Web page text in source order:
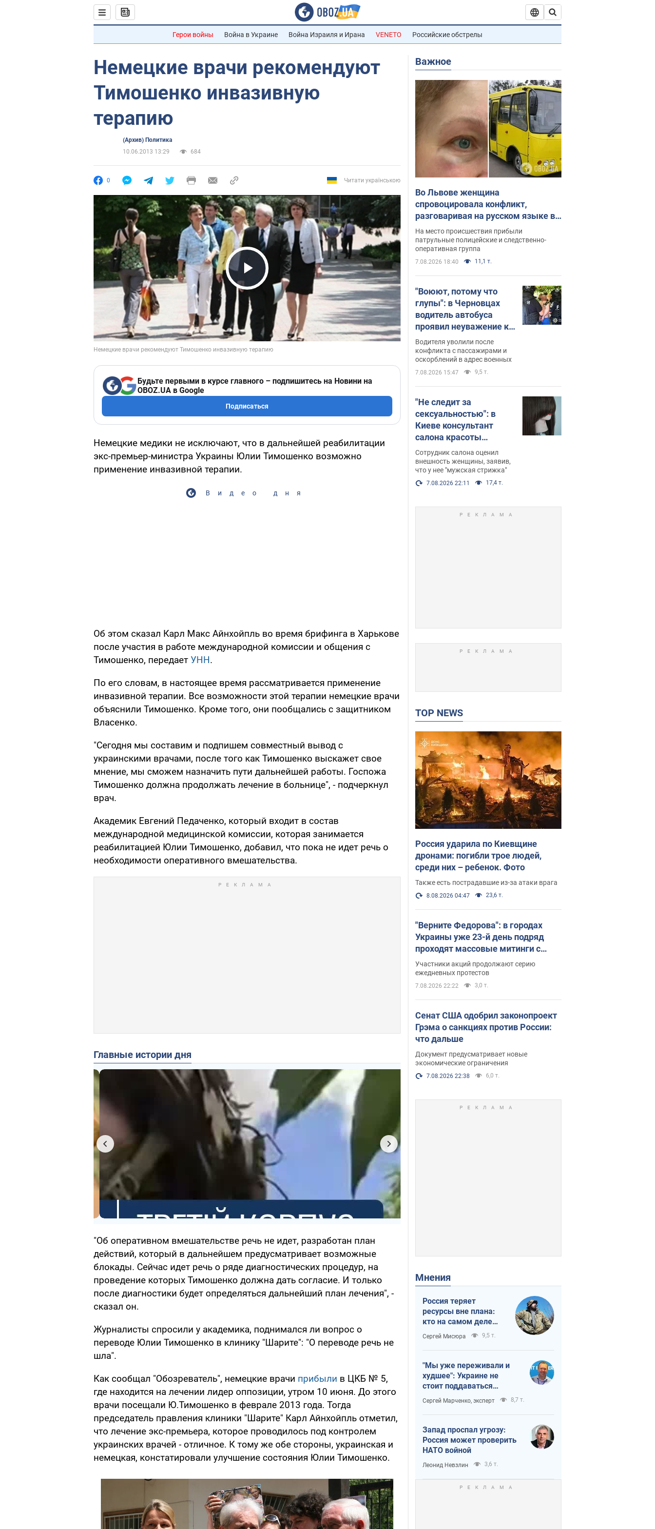
Герои войны Война в Украине Война Израиля и Ирана VENETO Российские обстрелы
Немецкие врачи рекомендуют
Тимошенко инвазивную
терапию
(Архив) Политика
10.06.2013 13:29
684
0 Читати українською
Play Video
Будьте первыми в курсе главного – подпишитесь на Новини на
OBOZ.UA в Google
Подписаться
Немецкие медики не исключают, что в дальнейшей реабилитации
экс-премьер-министра Украины Юлии Тимошенко возможно
применение инвазивной терапии.
Видео дня
Об этом сказал Карл Макс Айнхойпль во время брифинга в Харькове
после участия в работе международной комиссии и общения с
Тимошенко, передает УНН.
По его словам, в настоящее время рассматривается применение
инвазивной терапии. Все возможности этой терапии немецкие врачи
объяснили Тимошенко. Кроме того, они пообщались с защитником
Власенко.
"Сегодня мы составим и подпишем совместный вывод с
украинскими врачами, после того как Тимошенко выскажет свое
мнение, мы сможем назначить пути дальнейшей работы. Госпожа
Тимошенко должна продолжать лечение в больнице", - подчеркнул
врач.
Академик Евгений Педаченко, который входит в состав
международной медицинской комиссии, которая занимается
реабилитацией Юлии Тимошенко, добавил, что пока не идет речь о
необходимости оперативного вмешательства.
Главные истории дня
"Об оперативном вмешательстве речь не идет, разработан план
действий, который в дальнейшем предусматривает возможные
блокады. Сейчас идет речь о ряде диагностических процедур, на
проведение которых Тимошенко должна дать согласие. И только
после диагностики будет определяться дальнейший план лечения", -
сказал он.
Журналисты спросили у академика, поднимался ли вопрос о
переводе Юлии Тимошенко в клинику "Шарите": "О переводе речь не
шла".
Как сообщал "Обозреватель", немецкие врачи прибыли в ЦКБ № 5,
где находится на лечении лидер оппозиции, утром 10 июня. До этого
врачи посещали Ю.Тимошенко в феврале 2013 года. Тогда
председатель правления клиники "Шарите" Карл Айнхойпль отметил,
что лечение экс-премьера, которое проводилось под контролем
украинских врачей - отличное. К тому же обе стороны, украинская и
немецкая, констатировали улучшение состояния Юлии Тимошенко.
Важное
Во Львове женщина
спровоцировала конфликт,
разговаривая на русском языке в
маршрутке: полиция составила
административный протокол.
Видео
На место происшествия прибыли
патрульные полицейские и следственно-
оперативная группа
7.08.2026 18:40 11,1 т.
"Воюют, потому что
глупы": в Черновцах
водитель автобуса
проявил неуважение к
украинским военным и
поплатился за это.
Видео
Водителя уволили после
конфликта с пассажирами и
оскорблений в адрес военных
7.08.2026 15:47 9,5 т.
"Не следит за
сексуальностью": в
Киеве консультант
салона красоты
оскорбил женщину
после химиотерапии,
разгорелся скандал.
Фото
Сотрудник салона оценил
внешность женщины, заявив,
что у нее "мужская стрижка"
7.08.2026 22:11 17,4 т.
TOP NEWS
Россия ударила по Киевщине
дронами: погибли трое людей,
среди них – ребенок. Фото
Также есть пострадавшие из-за атаки врага
8.08.2026 04:47 23,6 т.
"Верните Федорова": в городах
Украины уже 23-й день подряд
проходят массовые митинги с
плакатами. Фото и видео
Участники акций продолжают серию
ежедневных протестов
7.08.2026 22:22 3,0 т.
Сенат США одобрил законопроект
Грэма о санкциях против России:
что дальше
Документ предусматривает новые
экономические ограничения
7.08.2026 22:38 6,0 т.
Мнения
Россия теряет
ресурсы вне плана:
кто на самом деле
диктует темп войны
Сергей Мисюра 9,5 т.
"Мы уже переживали и
худшее": Украине не
стоит поддаваться
отчаянию из-за
ракетного террора
Сергей Марченко, эксперт 8,7 т.
Запад проспал угрозу:
Россия может проверить
НАТО войной
Леонид Невзлин 3,6 т.